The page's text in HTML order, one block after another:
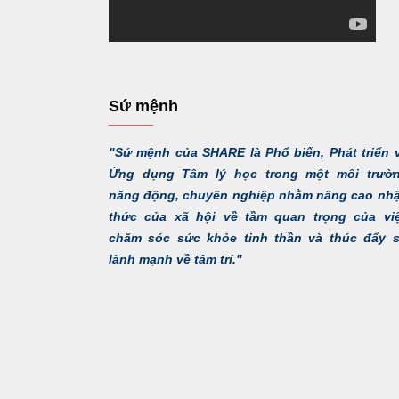
Sứ mệnh
"Sứ mệnh của SHARE là Phổ biến, Phát triển
Ứng dụng Tâm lý học trong một môi
năng động, chuyên nghiệp nhằm nâng cao
thức của xã hội về tầm quan trọng của
chăm sóc sức khỏe tinh thần và thúc đẩy
lành mạnh về tâm trí."